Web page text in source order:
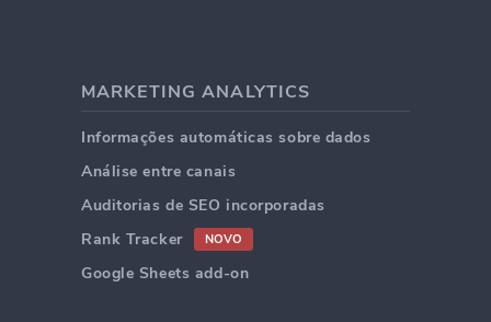
MARKETING ANALYTICS
Informações automáticas sobre dados
Análise entre canais
Auditorias de SEO incorporadas
Rank Tracker
NOVO
Google Sheets add-on